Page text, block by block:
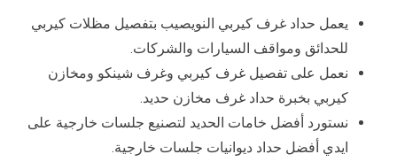
يعمل حداد غرف كيربي النويصيب بتفصيل مظلات كيربي
للحدائق ومواقف السيارات والشركات.
نعمل على تفصيل غرف كيربي وغرف شينكو ومخازن
كيربي بخبرة حداد غرف مخازن حديد.
نستورد أفضل خامات الحديد لتصنيع جلسات خارجية على
ايدي أفضل حداد ديوانيات جلسات خارجية.